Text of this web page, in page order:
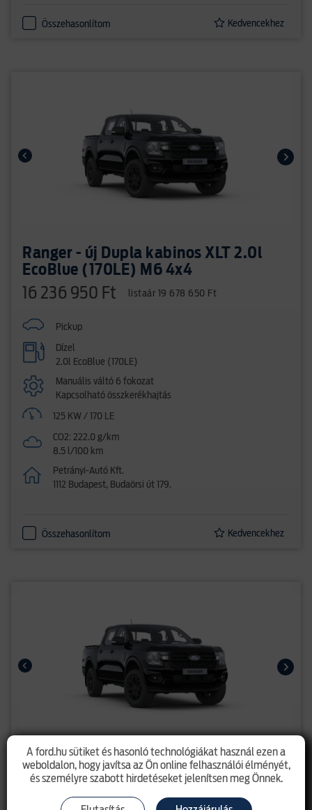
Összehasonlítom Kedvencekhez
Ranger - új Dupla kabinos XLT 2.0l
EcoBlue (170LE) M6 4x4
16 236 950 Ft listaár 19 678 650 Ft
Pickup
Dízel
2.0l EcoBlue (170LE)
Manuális váltó 6 fokozat
Kapcsolható összkerékhajtás
125 KW / 170 LE
CO2: 222.0 g/km
8.5 l/100 km
Petrányi-Autó Kft.
1112 Budapest, Budaörsi út 179.
Összehasonlítom Kedvencekhez
Ranger - új Dupla kabinos XLT 2.0l
EcoBlue (170LE) M6 4x4
16 236 950 Ft listaár 19 678 650 Ft
A ford.hu sütiket és hasonló technológiákat használ ezen a
weboldalon, hogy javítsa az Ön online felhasználói élményét,
és személyre szabott hirdetéseket jelenítsen meg Önnek.